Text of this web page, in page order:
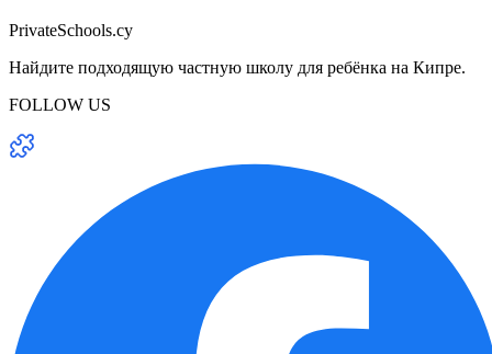
PrivateSchools.cy
Найдите подходящую частную школу для ребёнка на Кипре.
FOLLOW US